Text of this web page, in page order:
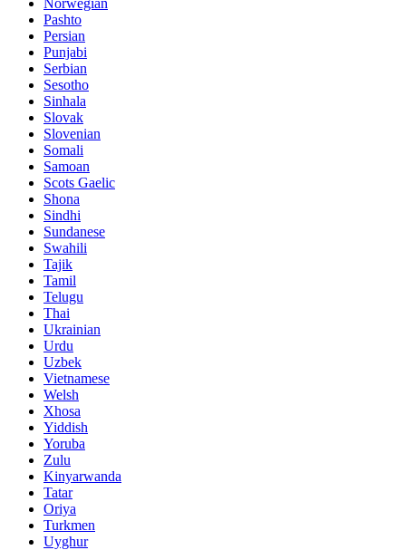
Pashto
Persian
Punjabi
Serbian
Sesotho
Sinhala
Slovak
Slovenian
Somali
Samoan
Scots Gaelic
Shona
Sindhi
Sundanese
Swahili
Tajik
Tamil
Telugu
Thai
Ukrainian
Urdu
Uzbek
Vietnamese
Welsh
Xhosa
Yiddish
Yoruba
Zulu
Kinyarwanda
Tatar
Oriya
Turkmen
Uyghur